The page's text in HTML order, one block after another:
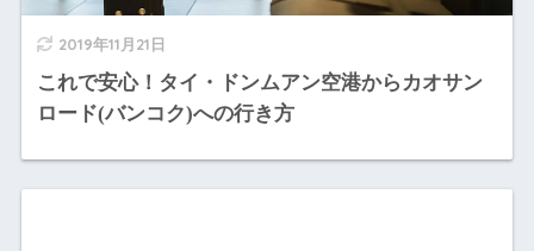
2019年11月21日
これで安心！タイ・ドンムアン空港からカオサン
ロード(バンコク)への行き方